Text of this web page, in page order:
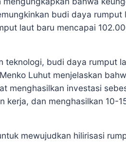
budi daya rumput
laut baru mencapai
teknologi, budi daya rumput
Luhut menjelaskan
menghasilkan investasi
kerja, dan menghasilkan 10-
mewujudkan hilirisasi